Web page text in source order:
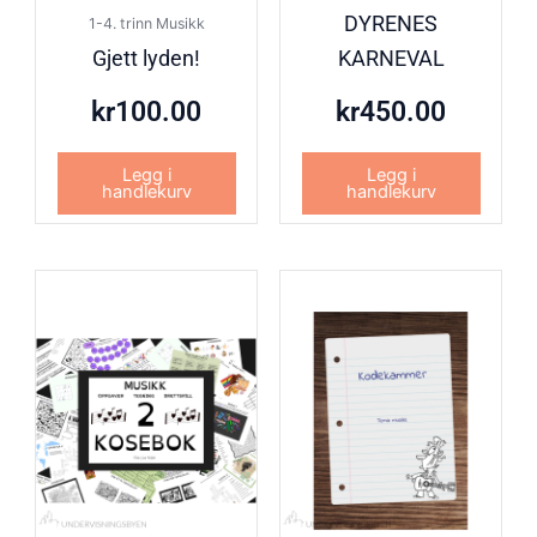
1-4. trinn Musikk
Gjett lyden!
kr100.00
Legg i
handlekurv
DYRENES
KARNEVAL
kr450.00
Legg i
handlekurv